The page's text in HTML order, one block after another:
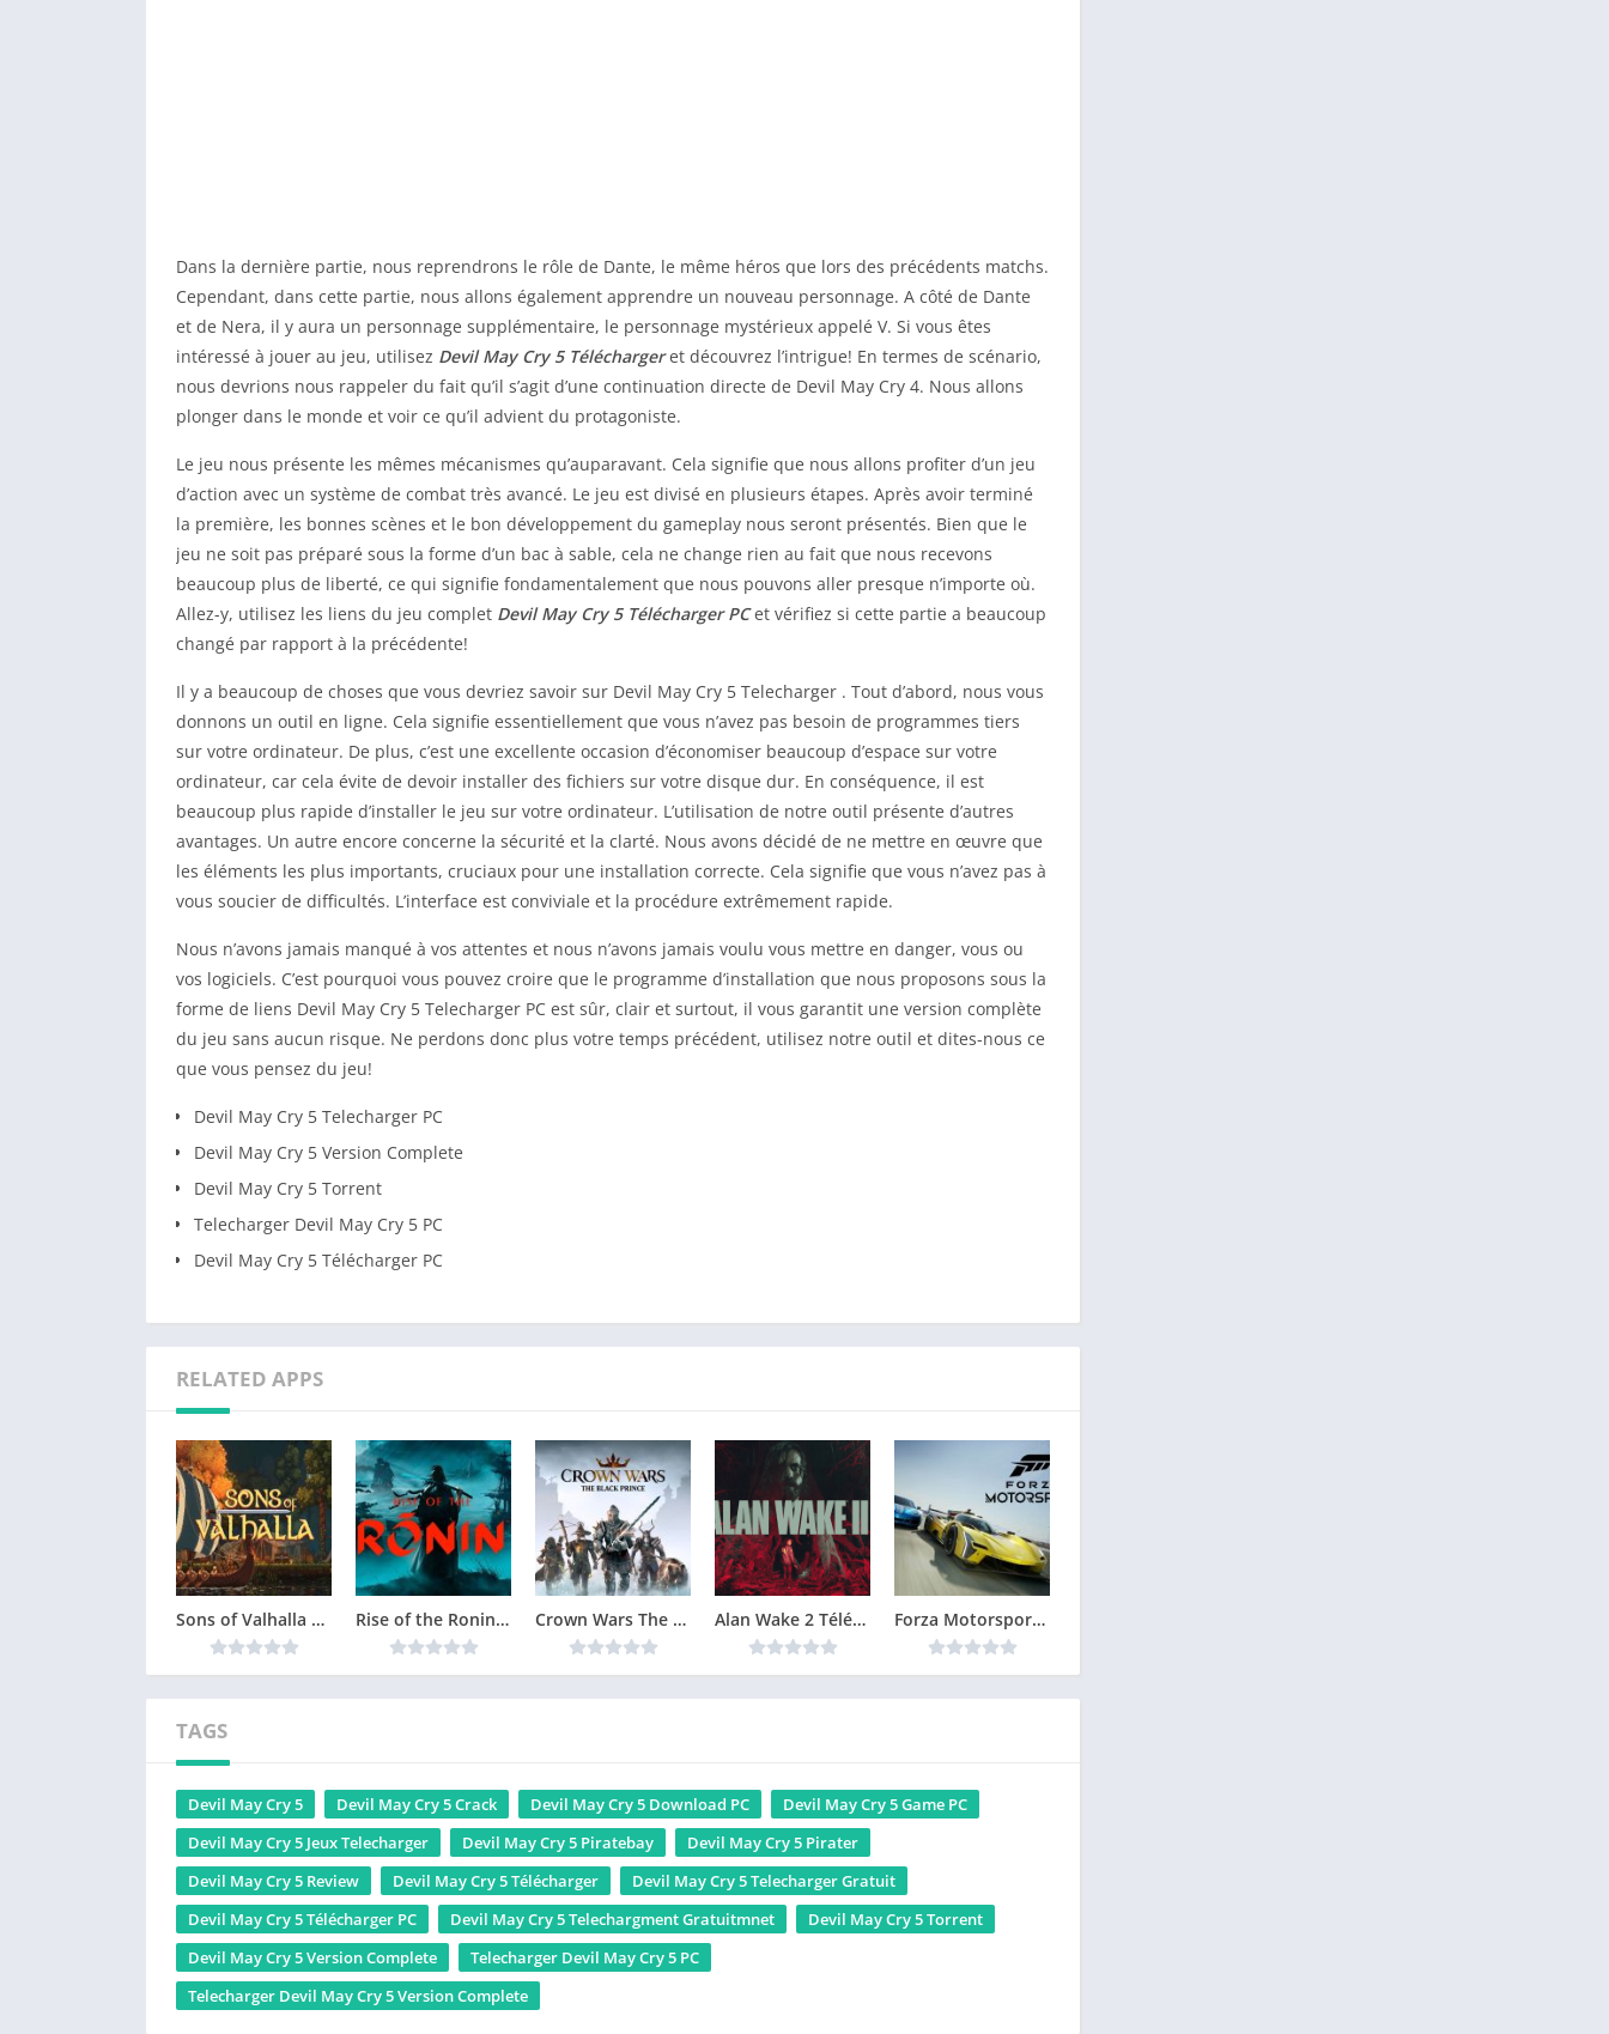
Dans la dernière partie, nous reprendrons le rôle de Dante, le même héros que lors des précédents matchs.
Cependant, dans cette partie, nous allons également apprendre un nouveau personnage. A côté de Dante
et de Nera, il y aura un personnage supplémentaire, le personnage mystérieux appelé V. Si vous êtes
intéressé à jouer au jeu, utilisez Devil May Cry 5 Téléchargeret découvrez l’intrigue! En termes de scénario,
nous devrions nous rappeler du fait qu’il s’agit d’une continuation directe de Devil May Cry 4. Nous allons
plonger dans le monde et voir ce qu’il advient du protagoniste.
Le jeu nous présente les mêmes mécanismes qu’auparavant. Cela signifie que nous allons profiter d’un jeu
d’action avec un système de combat très avancé. Le jeu est divisé en plusieurs étapes. Après avoir terminé
la première, les bonnes scènes et le bon développement du gameplay nous seront présentés. Bien que le
jeu ne soit pas préparé sous la forme d’un bac à sable, cela ne change rien au fait que nous recevons
beaucoup plus de liberté, ce qui signifie fondamentalement que nous pouvons aller presque n’importe où.
Allez-y, utilisez les liens du jeu complet Devil May Cry 5 Télécharger PCet vérifiez si cette partie a beaucoup
changé par rapport à la précédente!
Il y a beaucoup de choses que vous devriez savoir sur Devil May Cry 5 Telecharger . Tout d’abord, nous vous
donnons un outil en ligne. Cela signifie essentiellement que vous n’avez pas besoin de programmes tiers
sur votre ordinateur. De plus, c’est une excellente occasion d’économiser beaucoup d’espace sur votre
ordinateur, car cela évite de devoir installer des fichiers sur votre disque dur. En conséquence, il est
beaucoup plus rapide d’installer le jeu sur votre ordinateur. L’utilisation de notre outil présente d’autres
avantages. Un autre encore concerne la sécurité et la clarté. Nous avons décidé de ne mettre en œuvre que
les éléments les plus importants, cruciaux pour une installation correcte. Cela signifie que vous n’avez pas à
vous soucier de difficultés. L’interface est conviviale et la procédure extrêmement rapide.
Nous n’avons jamais manqué à vos attentes et nous n’avons jamais voulu vous mettre en danger, vous ou
vos logiciels. C’est pourquoi vous pouvez croire que le programme d’installation que nous proposons sous la
forme de liens Devil May Cry 5 Telecharger PC est sûr, clair et surtout, il vous garantit une version complète
du jeu sans aucun risque. Ne perdons donc plus votre temps précédent, utilisez notre outil et dites-nous ce
que vous pensez du jeu!
Devil May Cry 5 Telecharger PC
Devil May Cry 5 Version Complete
Devil May Cry 5 Torrent
Telecharger Devil May Cry 5 PC
Devil May Cry 5 Télécharger PC
RELATED APPS
Sons of Valhalla Version Complète jeu pour PC Rise of the Ronin Version Complète jeu pour PC Crown Wars The Black Prince Version Complète jeu pour PC Alan Wake 2 Télécharger Gratuit Jeu PC Forza Motorsport 8 Télécharger PC Gratuit
TAGS
Devil May Cry 5 Devil May Cry 5 Crack Devil May Cry 5 Download PC
Devil May Cry 5 Game PC
Devil May Cry 5 Jeux Telecharger
Devil May Cry 5 Piratebay
Devil May Cry 5 Pirater
Devil May Cry 5 Review
Devil May Cry 5 Télécharger
Devil May Cry 5 Telecharger Gratuit
Devil May Cry 5 Télécharger PC
Devil May Cry 5 Telechargment Gratuitmnet
Devil May Cry 5 Torrent
Devil May Cry 5 Version Complete
Telecharger Devil May Cry 5 PC
Telecharger Devil May Cry 5 Version Complete